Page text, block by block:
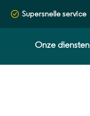
Supersnelle service
Onze diensten